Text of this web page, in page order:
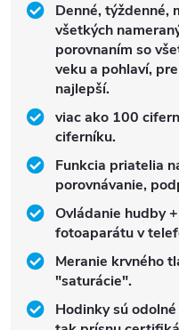
Denné, týždenné,
všetkých
porovnaním so
veku a pohlaví,
najlepší.
viac ako 100
ciferníku.
Funkcia priatelia
porovnávanie,
Ovládanie hudby
fotoaparátu v
Meranie krvného
"saturácie".
Hodinky sú